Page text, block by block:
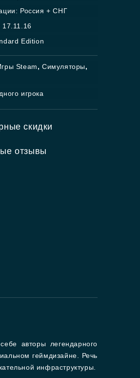
Россия + СНГ
17.11.16
Edition
Steam,Симуляторы,
игрока
скидки
отзывы
авторы легендарного
геймдизайне. Речь
инфраструктуры.